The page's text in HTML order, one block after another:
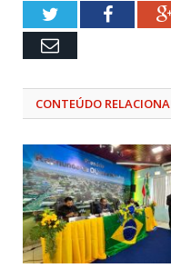
Twitter
Email
CONTEÚDO